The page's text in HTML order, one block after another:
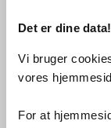
Det er dine data!
Vi bruger
vores
For at